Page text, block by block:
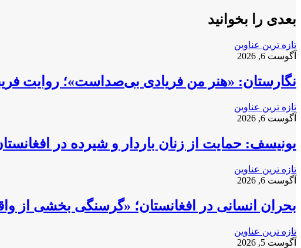
بوک
گذاری
از
طریق
ایمیل
بعدی را بخوانید
تازه ترین عناوین
آگوست 6, 2026
نگارستان: «هنر من فریادی بی‌صداست»؛ روایت
تازه ترین عناوین
آگوست 6, 2026
یونیسف: حمایت از زنان باردار و شیرده در
تازه ترین عناوین
آگوست 6, 2026
بحران انسانی در افغانستان؛ «گرسنگی بخشی از
تازه ترین عناوین
آگوست 5, 2026